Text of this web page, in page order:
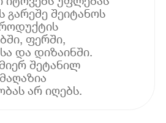
შეიტანოს
ფერში,
და დიზაინში.
შეტანილ
არ იღებს.